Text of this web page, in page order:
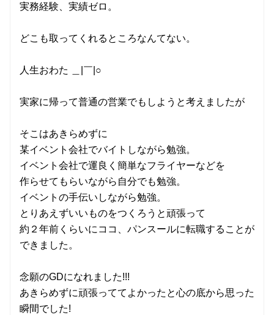
実務経験、実績ゼロ。
どこも取ってくれるところなんてない。
人生おわた ＿|￣|○
実家に帰って普通の営業でもしようと考えましたが
そこはあきらめずに
某イベント会社でバイトしながら勉強。
イベント会社で運良く簡単なフライヤーなどを
作らせてもらいながら自分でも勉強。
イベントの手伝いしながら勉強。
とりあえずいいものをつくろうと頑張って
約２年前くらいにココ、パンスールに転職することが
できました。
念願のGDになれました!!!
あきらめずに頑張っててよかったと心の底から思った
瞬間でした!